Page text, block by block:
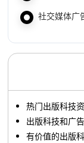
社交媒体广
热门出版科技
出版科技和广
有价值的出版